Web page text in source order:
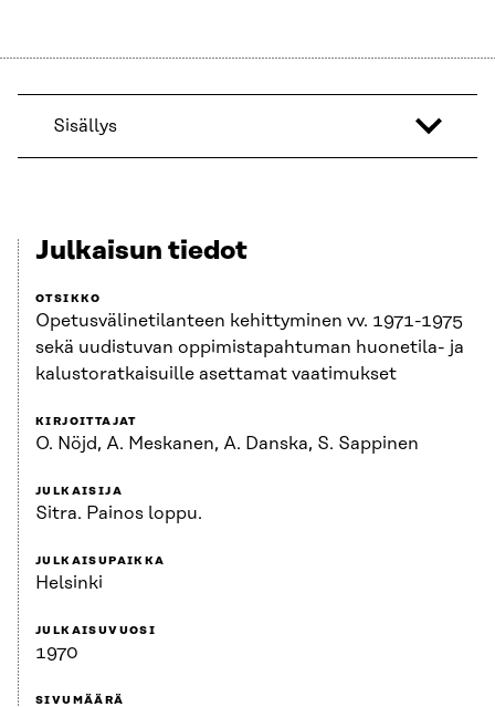
Sisällys
Julkaisun tiedot
OTSIKKO
Opetusvälinetilanteen kehittyminen vv. 1971-1975
sekä uudistuvan oppimistapahtuman huonetila- ja
kalustoratkaisuille asettamat vaatimukset
KIRJOITTAJAT
O. Nöjd, A. Meskanen, A. Danska, S. Sappinen
JULKAISIJA
Sitra. Painos loppu.
JULKAISUPAIKKA
Helsinki
JULKAISUVUOSI
1970
SIVUMÄÄRÄ